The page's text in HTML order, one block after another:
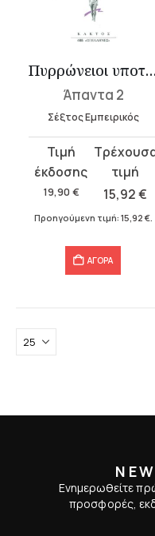
Πυρρώνειοι υποτυπώσεις Β΄ 13-22 – Γ΄
Άπαντα 2
Σέξτος Εμπειρικός
19,90 €
Original
price
was:
19,90 €.
15,92€
τρέχουσα
τιμή
είναι:
Προηγούμενη τιμή: 15,92 €.
ΑΓΟΡΑ
Ενημερωθείτε
προσφορές,